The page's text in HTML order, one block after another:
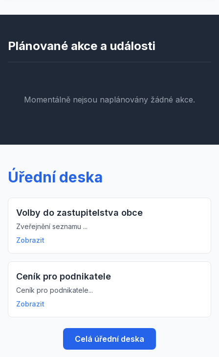
Plánované akce a události
Momentálně nejsou naplánovány žádné akce.
Úřední deska
Volby do zastupitelstva obce
Zveřejnění seznamu ...
Zobrazit
Ceník pro podnikatele
Ceník pro podnikatele...
Zobrazit
Celá úřední deska